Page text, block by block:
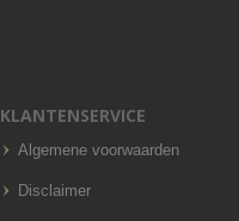
KLANTENSERVICE
Algemene voorwaarden
Disclaimer